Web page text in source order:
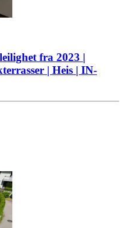
fra 2023 |
| Heis | IN-